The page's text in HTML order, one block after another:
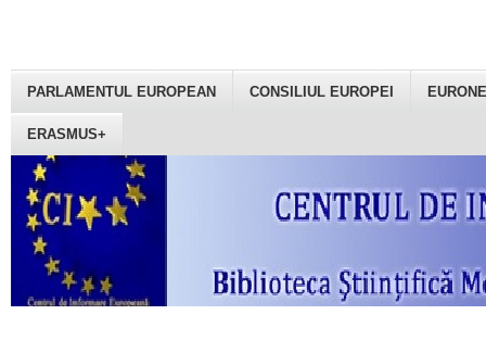
PARLAMENTUL EUROPEAN CONSILIUL EUROPEI
ERASMUS+